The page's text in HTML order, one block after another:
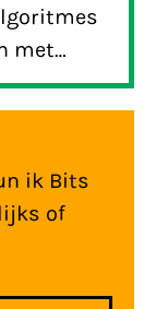
met
we
Heb
en
Meld je
op
ik Bits
of